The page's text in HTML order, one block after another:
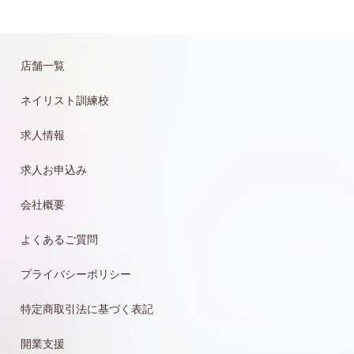
店舗一覧
ネイリスト訓練校
求人情報
求人お申込み
会社概要
よくあるご質問
プライバシーポリシー
特定商取引法に基づく表記
開業支援